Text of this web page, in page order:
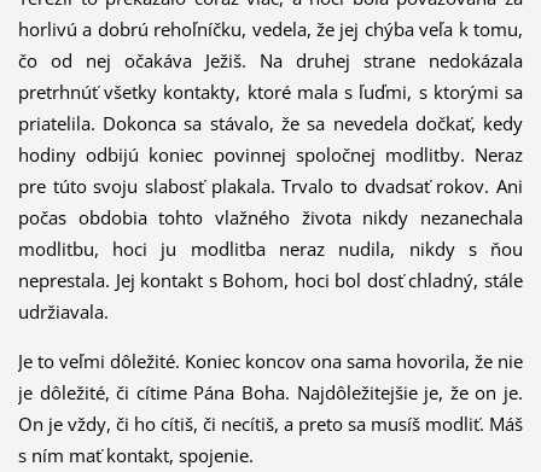
horlivú a dobrú rehoľníčku, vedela, že jej chýba veľa k tomu,
čo od nej očakáva Ježiš. Na druhej strane nedokázala
pretrhnúť všetky kontakty, ktoré mala s ľuďmi, s ktorými sa
priatelila. Dokonca sa stávalo, že sa nevedela dočkať, kedy
hodiny odbijú koniec povinnej spoločnej modlitby. Neraz
pre túto svoju slabosť plakala. Trvalo to dvadsať rokov. Ani
počas obdobia tohto vlažného života nikdy nezanechala
modlitbu, hoci ju modlitba neraz nudila, nikdy s ňou
neprestala. Jej kontakt s Bohom, hoci bol dosť chladný, stále
udržiavala.
Je to veľmi dôležité. Koniec koncov ona sama hovorila, že nie
je dôležité, či cítime Pána Boha. Najdôležitejšie je, že on je.
On je vždy, či ho cítiš, či necítiš, a preto sa musíš modliť. Máš
s ním mať kontakt, spojenie.